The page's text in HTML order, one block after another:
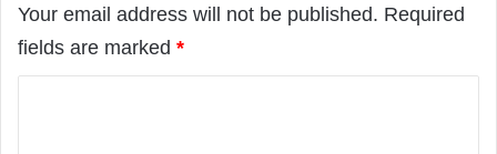
Your email address will not be published. Required
fields are marked *